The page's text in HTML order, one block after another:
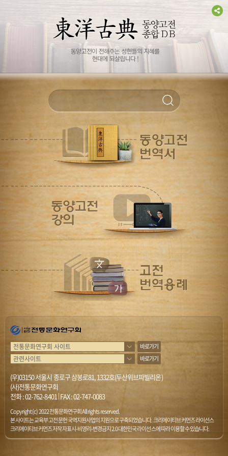
바로가기
바로가기
(우)03150 서울시 종로구 삼봉로81, 1332호(두산위브파빌리온)
(사)전통문화연구회
전화 :02-762-8401|FAX : 02-747-0083
Copyright (c) 2022 전통문화연구회 All rights reserved.
본 사이트는 교육부 고전문헌 국역지원사업의 지원으로 구축되었습니다. 크리에이티브 커먼즈 라이선스
크리에이티브 커먼즈 저작자표시-비영리-변경금지 2.0 대한민국 라이선스에 따라 이용할 수 있습니다.